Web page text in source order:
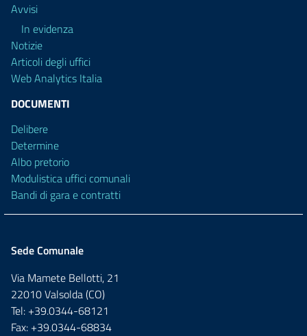
Avvisi
In evidenza
Notizie
Articoli degli uffici
Web Analytics Italia
DOCUMENTI
Delibere
Determine
Albo pretorio
Modulistica uffici comunali
Bandi di gara e contratti
Sede Comunale
Via Mamete Bellotti, 21
22010 Valsolda (CO)
Tel: +39.0344-68121
Fax: +39.0344-68834